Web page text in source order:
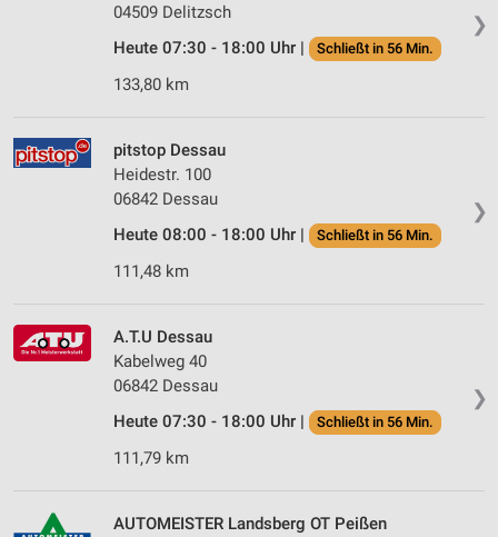
❯
04509 Delitzsch
Heute 07:30 - 18:00 Uhr |
Schließt in 56 Min.
133,80 km
❯
pitstop Dessau
Heidestr. 100
06842 Dessau
Heute 08:00 - 18:00 Uhr |
Schließt in 56 Min.
111,48 km
❯
A.T.U Dessau
Kabelweg 40
06842 Dessau
Heute 07:30 - 18:00 Uhr |
Schließt in 56 Min.
111,79 km
AUTOMEISTER Landsberg OT Peißen